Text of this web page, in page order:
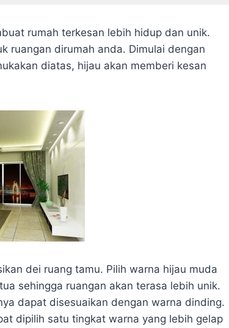
rumah terkesan lebih hidup dan unik.
ruangan dirumah anda. Dimulai dengan
diatas, hijau akan memberi kesan
dei ruang tamu. Pilih warna hijau muda
sehingga ruangan akan terasa lebih unik.
dapat disesuaikan dengan warna dinding.
dipilih satu tingkat warna yang lebih gelap